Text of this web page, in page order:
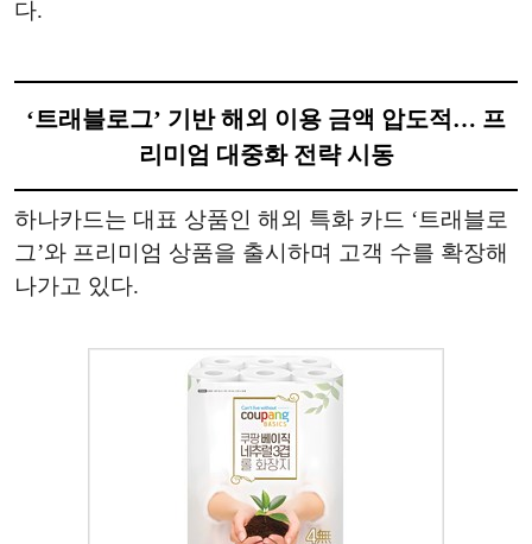
다.
‘트래블로그’ 기반 해외 이용 금액 압도적… 프
리미엄 대중화 전략 시동
하나카드는 대표 상품인 해외 특화 카드 ‘트래블로
그’와 프리미엄 상품을 출시하며 고객 수를 확장해
나가고 있다.